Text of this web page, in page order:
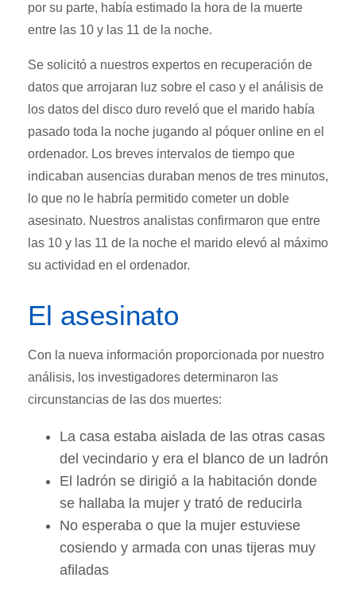
por su parte, había estimado la hora de la muerte
entre las 10 y las 11 de la noche.
Se solicitó a nuestros expertos en recuperación de
datos que arrojaran luz sobre el caso y el análisis de
los datos del disco duro reveló que el marido había
pasado toda la noche jugando al póquer online en el
ordenador. Los breves intervalos de tiempo que
indicaban ausencias duraban menos de tres minutos,
lo que no le habría permitido cometer un doble
asesinato. Nuestros analistas confirmaron que entre
las 10 y las 11 de la noche el marido elevó al máximo
su actividad en el ordenador.
El asesinato
Con la nueva información proporcionada por nuestro
análisis, los investigadores determinaron las
circunstancias de las dos muertes:
La casa estaba aislada de las otras casas
del vecindario y era el blanco de un ladrón
El ladrón se dirigió a la habitación donde
se hallaba la mujer y trató de reducirla
No esperaba o que la mujer estuviese
cosiendo y armada con unas tijeras muy
afiladas